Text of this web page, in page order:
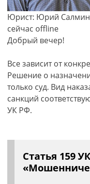
Юрист: Юрий Салмин
сейчас offline
Добрый вечер!
Все зависит от
Решение о
только суд. Вид
санкций
УК РФ.
Статья 159